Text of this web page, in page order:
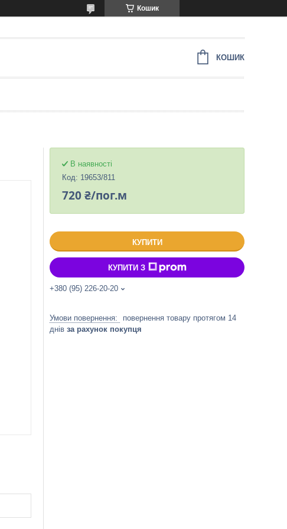
Кошик
КОШИК
В наявності
Код: 19653/811
720 ₴/пог.м
КУПИТИ
КУПИТИ З
+380 (95) 226-20-20
повернення товару протягом 14
днів за рахунок покупця